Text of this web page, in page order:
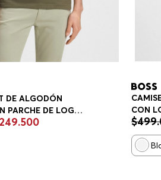
DE ALGODÓN
PARCHE DE LOGO
HOMBRE
.500
CON
FIT
$499.